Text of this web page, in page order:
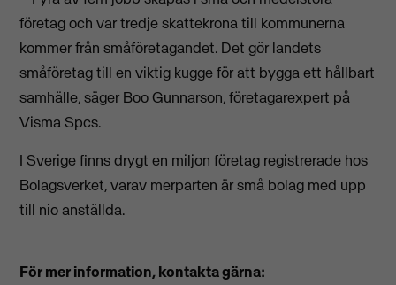
företag och var tredje skattekrona till kommunerna
kommer från småföretagandet. Det gör landets
småföretag till en viktig kugge för att bygga ett hållbart
samhälle, säger Boo Gunnarson, företagarexpert på
Visma Spcs.
I Sverige finns drygt en miljon företag registrerade hos
Bolagsverket, varav merparten är små bolag med upp
till nio anställda.
För mer information, kontakta gärna: